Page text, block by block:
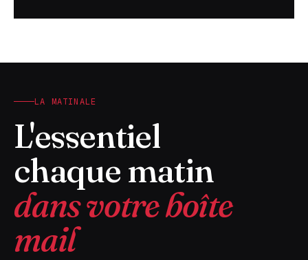
LA MATINALE
L'essentiel
chaque matin
dans votre boîte
mail